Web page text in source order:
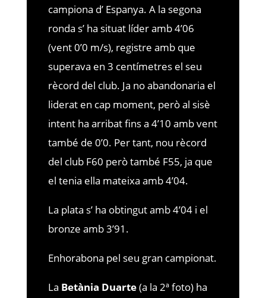
campiona d’ Espanya. A la segona
ronda s’ ha situat líder amb 4’06
(vent 0’0 m/s), registre amb que
superava en 3 centímetres el seu
rècord del club. Ja no abandonaria el
liderat en cap moment, però al sisè
intent ha arribat fins a 4’10 amb vent
també de 0’0. Per tant, nou rècord
del club F60 però també F55, ja que
el tenia ella mateixa amb 4’04.
La plata s’ ha obtingut amb 4’04 i el
bronze amb 3’91.
Enhorabona pel seu gran campionat.
La Betània Duarte(a la 2ª foto) ha